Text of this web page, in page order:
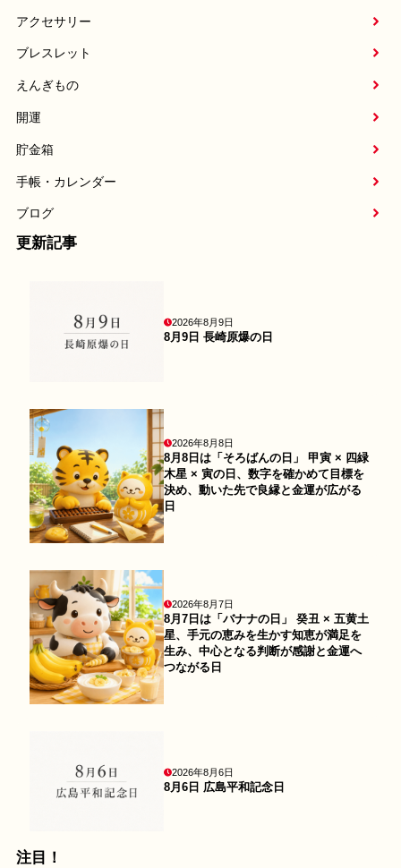
アクセサリー
ブレスレット
えんぎもの
開運
貯金箱
手帳・カレンダー
ブログ
更新記事
2026年8月9日
8月9日 長崎原爆の日
2026年8月8日
8月8日は「そろばんの日」 甲寅 × 四緑
木星 × 寅の日、数字を確かめて目標を
決め、動いた先で良縁と金運が広がる
日
2026年8月7日
8月7日は「バナナの日」 癸丑 × 五黄土
星、手元の恵みを生かす知恵が満足を
生み、中心となる判断が感謝と金運へ
つながる日
2026年8月6日
8月6日 広島平和記念日
注目！